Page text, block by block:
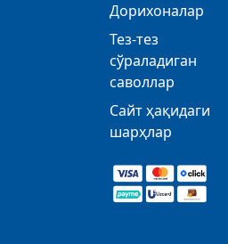
Дорихоналар
Тез-тез
сўраладиган
саволлар
Сайт ҳақидаги
шарҳлар